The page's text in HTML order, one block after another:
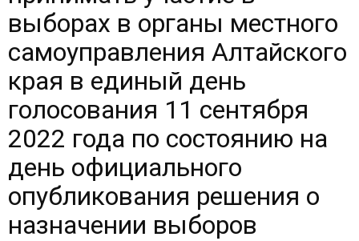
выборах в органы местного
самоуправления Алтайского
края в единый день
голосования 11 сентября
2022 года по состоянию на
день официального
опубликования решения о
назначении выборов